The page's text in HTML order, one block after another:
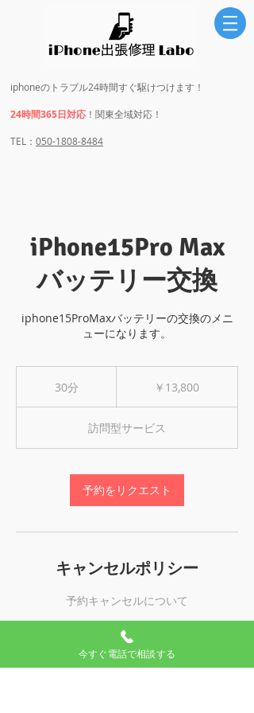
iphoneのトラブル24時間すぐ駆けつけます！
24時間365日対応 ！関東全域対応！
​​TEL： 050-1808-8484
iPhone15Pro Max
バッテリー交換
iphone15ProMaxバッテリーの交換のメニ
ューになります。
30分 ￥13,800
訪問型サービス
予約をリクエスト
キャンセルポリシー
予約キャンセルについて
連絡先
今すぐ電話で相談する